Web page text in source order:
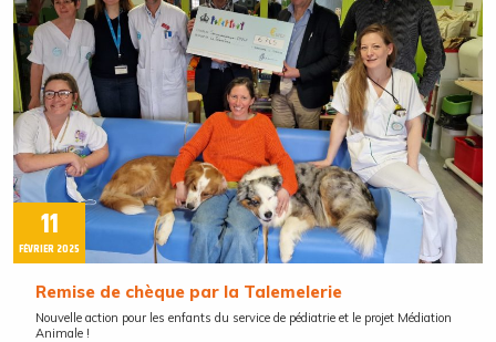
11
FÉVRIER 2025
Remise de chèque par la Talemelerie
Nouvelle action pour les enfants du service de pédiatrie et le projet Médiation
Animale !